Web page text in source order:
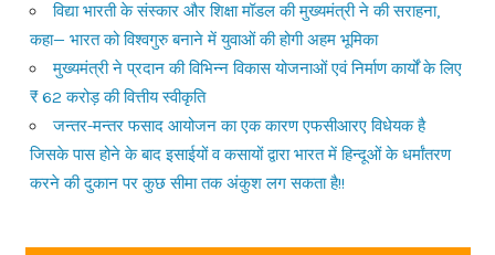
विद्या भारती के संस्कार और शिक्षा मॉडल की मुख्यमंत्री ने की सराहना,
कहा— भारत को विश्वगुरु बनाने में युवाओं की होगी अहम भूमिका
मुख्यमंत्री ने प्रदान की विभिन्न विकास योजनाओं एवं निर्माण कार्यों के लिए
₹ 62 करोड़ की वित्तीय स्वीकृति
जन्तर-मन्तर फसाद आयोजन का एक कारण एफसीआरए विधेयक है
जिसके पास होने के बाद इसाईयों व कसायों द्वारा भारत में हिन्दूओं के धर्मांतरण
करने की दुकान पर कुछ सीमा तक अंकुश लग सकता है!!